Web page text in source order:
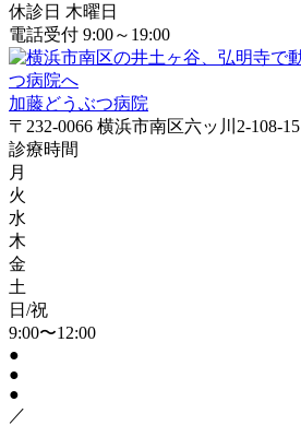
休診日 木曜日
電話受付 9:00～19:00
加藤どうぶつ病院
〒232-0066 横浜市南区六ッ川2-108-15
診療時間
月
火
水
木
金
土
日/祝
9:00〜12:00
●
●
●
／